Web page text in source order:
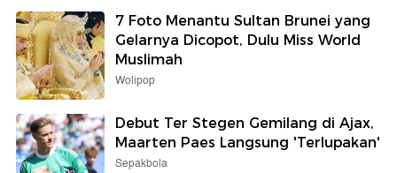
7 Foto Menantu Sultan Brunei yang
Gelarnya Dicopot, Dulu Miss World
Muslimah
Wolipop
Debut Ter Stegen Gemilang di Ajax,
Maarten Paes Langsung 'Terlupakan'
Sepakbola